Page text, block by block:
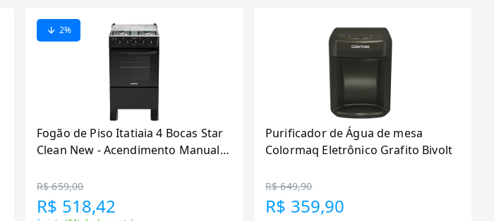
2%
Fogão de Piso Itatiaia 4 Bocas Star
Clean New - Acendimento Manual,
R$ 659,00
R$ 518,42
Purificador de Água de mesa
Colormaq Eletrônico Grafito Bivolt
R$ 649,90
R$ 359,90